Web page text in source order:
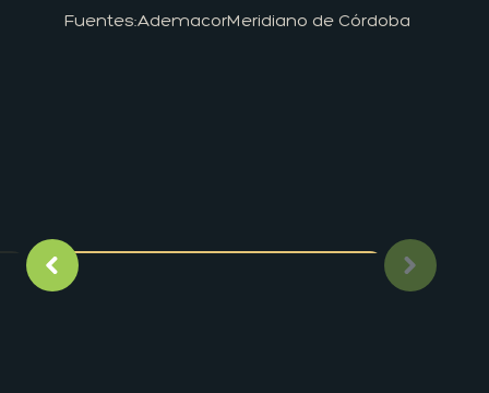
Fuentes:AdemacorMeridiano de Córdoba
Imagen anterior